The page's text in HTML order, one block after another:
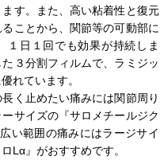
す。また、高い粘着性と復元
ことから、関節等の可動部に
１日１回でも効果が持続しま
３分割フィルムで、ラミジッ
れています。
く止めたい痛みには関節周り
サイズの『サロメチールジク
い範囲の痛みにはラージサイ
Lα』がおすすめです。